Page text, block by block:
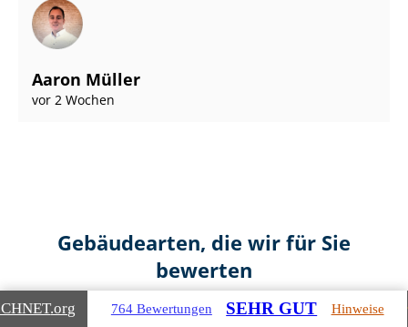
Aaron Müller
vor 2 Wochen
Gebäudearten, die wir für Sie
bewerten
.org 764 Bewertungen SEHR GUT Hinweise